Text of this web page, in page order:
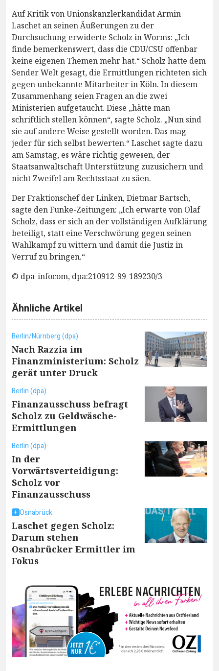
Auf Kritik von Unionskanzlerkandidat Armin
Laschet an seinen Äußerungen zu der
Durchsuchung erwiderte Scholz in Worms: „Ich
finde bemerkenswert, dass die CDU/CSU offenbar
keine eigenen Themen mehr hat.“ Scholz hatte dem
Sender Welt gesagt, die Ermittlungen richteten sich
gegen unbekannte Mitarbeiter in Köln. In diesem
Zusammenhang seien Fragen an die zwei
Ministerien aufgetaucht. Diese „hätte man
schriftlich stellen können“, sagte Scholz. „Nun sind
sie auf andere Weise gestellt worden. Das mag
jeder für sich selbst bewerten.“ Laschet sagte dazu
am Samstag, es wäre richtig gewesen, der
Staatsanwaltschaft Unterstützung zuzusichern und
nicht Zweifel am Rechtsstaat zu säen.
Der Fraktionschef der Linken, Dietmar Bartsch,
sagte den Funke-Zeitungen: „Ich erwarte von Olaf
Scholz, dass er sich an der vollständigen Aufklärung
beteiligt, statt eine Verschwörung gegen seinen
Wahlkampf zu wittern und damit die Justiz in
Verruf zu bringen.“
© dpa-infocom, dpa:210912-99-189230/3
Ähnliche Artikel
Berlin/Nürnberg (dpa)
Nach Razzia im
Finanzministerium: Scholz
gerät unter Druck
Berlin (dpa)
Finanzausschuss befragt
Scholz zu Geldwäsche-
Ermittlungen
Berlin (dpa)
In der
Vorwärtsverteidigung:
Scholz vor
Finanzausschuss
Osnabrück
Laschet gegen Scholz:
Darum stehen
Osnabrücker Ermittler im
Fokus